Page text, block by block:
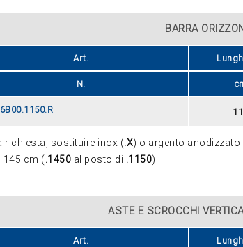
BARRA
Art.
N.
6B00.1150.R
richiesta, sostituire inox (.X) o argento anodizzato
145 cm (.1450 al posto di .1150)
ASTE E SCROCCHI
Art.